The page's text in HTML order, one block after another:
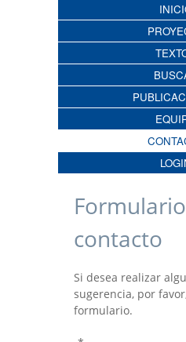
contacto
Si desea realizar
sugerencia, por
formulario.